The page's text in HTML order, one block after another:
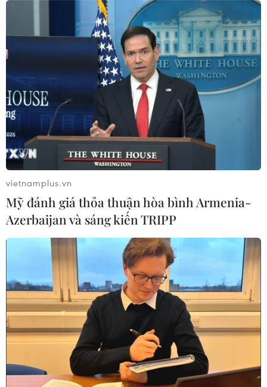
Chứng khoán bứt tốc cuối phiên, chỉ
số VN-Index tăng gần 40 điểm
30/07/2026 08:47
Hoa Kỳ áp thuế bổ sung: Thị trường
chứng khoán đã phản ánh phần lớn
thông tin
30/07/2026 07:50
Chứng khoán châu Á ngược chiều
Phố Wall sau cuộc họp của Fed
30/07/2026 02:18
Chứng khoán ngày 29/7: VN-Index
bật tăng lấy lại mốc 1.700 điểm
29/07/2026 09:59
Cổ phiếu công nghệ và bán dẫn của
vietnamplus.vn
Mỹ đánh giá thỏa thuận hòa bình Armenia-
Azerbaijan và sáng kiến TRIPP